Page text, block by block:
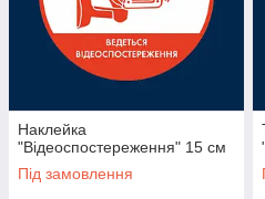
Наклейка
"Відеоспостереження" 15 см
Під замовлення